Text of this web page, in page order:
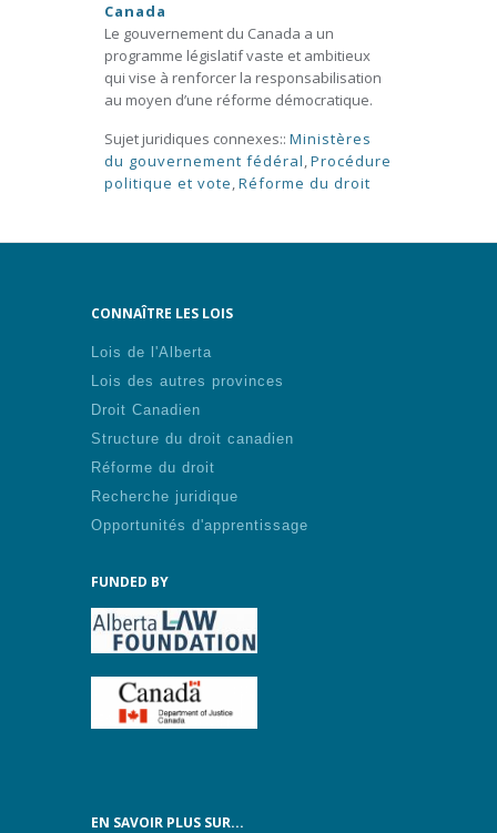
Canada
Le gouvernement du Canada a un
programme législatif vaste et ambitieux
qui vise à renforcer la responsabilisation
au moyen d’une réforme démocratique.
Sujet juridiques connexes:: Ministères
du gouvernement fédéral,Procédure
politique et vote,Réforme du droit
CONNAÎTRE LES LOIS
Lois de l'Alberta
Lois des autres provinces
Droit Canadien
Structure du droit canadien
Réforme du droit
Recherche juridique
Opportunités d'apprentissage
FUNDED BY
EN SAVOIR PLUS SUR...